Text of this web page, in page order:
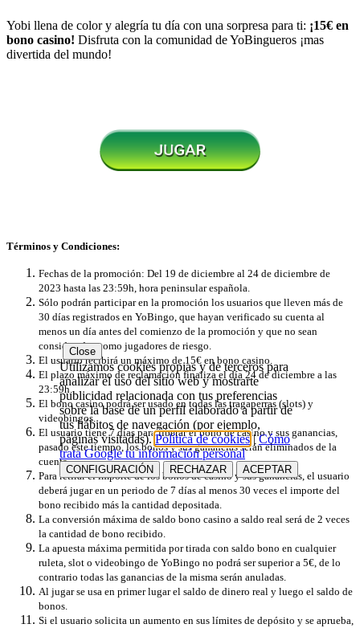
Yobi llena de color y alegría tu día con una sorpresa para ti: ¡15€ en
bono casino! Disfruta con la comunidad de YoBingueros ¡mas
divertida del mundo!
Términos y Condiciones:
Fechas de la promoción: Del 19 de diciembre al 24 de diciembre de
2023 hasta las 23:59h, hora peninsular española.
Sólo podrán participar en la promoción los usuarios que lleven más de
30 días registrados en YoBingo, que hayan verificado su cuenta al
menos un día antes del comienzo de la promoción y que no sean
considerados como jugadores de riesgo.
El usuario recibirá un máximo de 15€ en bono casino.
El plazo máximo de reclamación finaliza el día 24 de diciembre a las
23:59h.
El bono casino podrá ser usado en todas las tragaperras (slots) y
videobingos.
El usuario tiene 7 días para liberar el bono de casino y sus ganancias,
pasado este tiempo, los bonos y sus ganancias serán eliminados de la
cuenta.
Para retirar el importe de los bonos de casino y sus ganancias, el usuario
deberá jugar en un periodo de 7 días al menos 30 veces el importe del
bono recibido más la cantidad depositada.
La conversión máxima de saldo bono casino a saldo real será de 2 veces
la cantidad de bono recibido.
La apuesta máxima permitida por tirada con saldo bono en cualquier
ruleta, slot o videobingo de YoBingo no podrá ser superior a 5€, de lo
contrario todas las ganancias de la misma serán anuladas.
Al jugar se usa en primer lugar el saldo de dinero real y luego el saldo de
bonos.
Si el usuario solicita un aumento en sus límites de depósito y se aprueba,
Close
Utilizamos cookies propias y de terceros para
analizar el uso del sitio web y mostrarte
publicidad relacionada con tus preferencias
sobre la base de un perfil elaborado a partir de
tus hábitos de navegación (por ejemplo,
páginas visitadas).Política de cookies|Cómo
trata Google tu información personal
CONFIGURACIÓN RECHAZAR ACEPTAR